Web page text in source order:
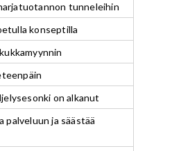
tunneleihin
konseptilla
on alkanut
ja säästää